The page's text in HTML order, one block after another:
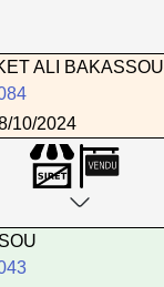
ALI BAKASSOU
10/2024